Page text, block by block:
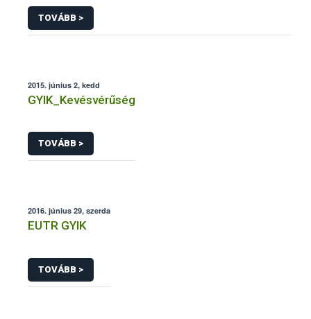
TOVÁBB >
2015. június 2, kedd
GYIK_Kevésvérűség
TOVÁBB >
2016. június 29, szerda
EUTR GYIK
TOVÁBB >